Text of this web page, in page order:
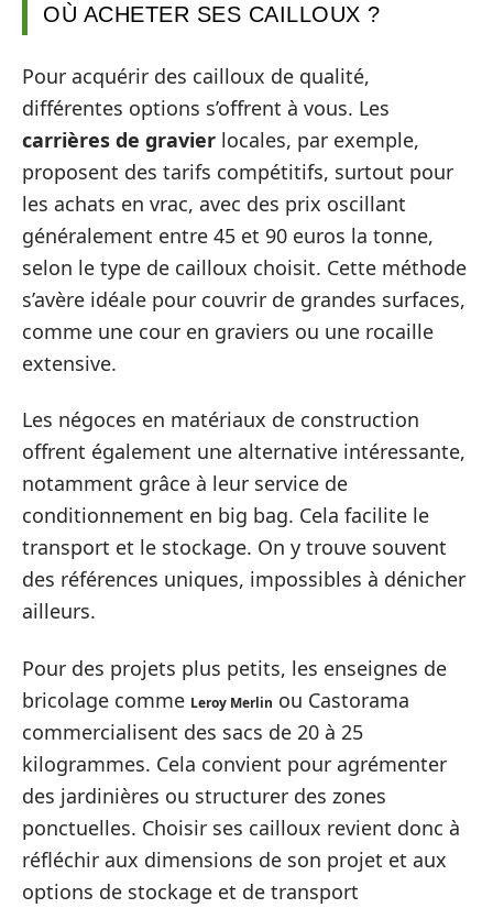
OÙ ACHETER SES CAILLOUX ?
Pour acquérir des cailloux de qualité,
différentes options s’offrent à vous. Les
carrières de gravier locales, par exemple,
proposent des tarifs compétitifs, surtout pour
les achats en vrac, avec des prix oscillant
généralement entre 45 et 90 euros la tonne,
selon le type de cailloux choisit. Cette méthode
s’avère idéale pour couvrir de grandes surfaces,
comme une cour en graviers ou une rocaille
extensive.
Les négoces en matériaux de construction
offrent également une alternative intéressante,
notamment grâce à leur service de
conditionnement en big bag. Cela facilite le
transport et le stockage. On y trouve souvent
des références uniques, impossibles à dénicher
ailleurs.
Pour des projets plus petits, les enseignes de
bricolage comme Leroy Merlin ou Castorama
commercialisent des sacs de 20 à 25
kilogrammes. Cela convient pour agrémenter
des jardinières ou structurer des zones
ponctuelles. Choisir ses cailloux revient donc à
réfléchir aux dimensions de son projet et aux
options de stockage et de transport